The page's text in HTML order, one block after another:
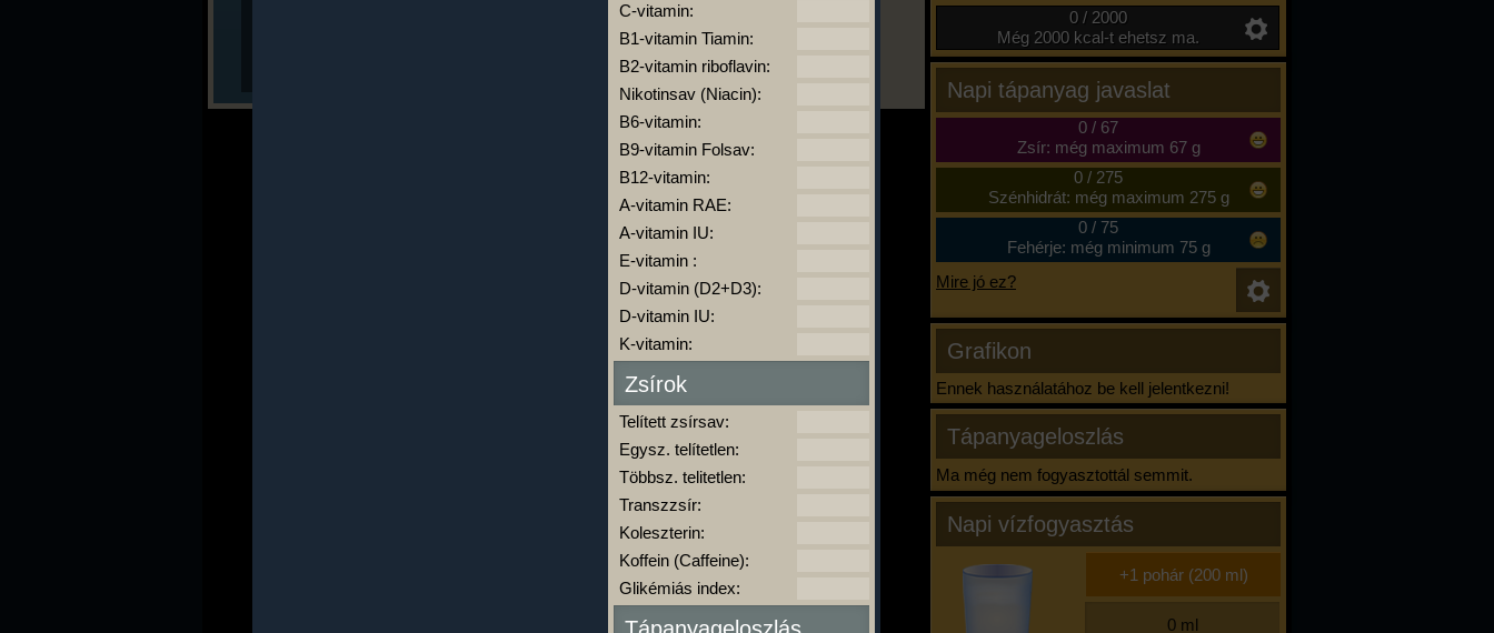
0 / 2000
Még 2000 kcal-t ehetsz ma.
Napi tápanyag javaslat
0/ 67
Zsír: még maximum 67 g
0/ 275
Szénhidrát: még maximum 275 g
0/ 75
Fehérje: még minimum 75 g
Mire jó ez?
Grafikon
Ennek használatához be kell jelentkezni!
Tápanyageloszlás
Ma még nem fogyasztottál semmit.
Napi vízfogyasztás
C-vitamin:
B1-vitamin Tiamin:
B2-vitamin riboflavin:
Nikotinsav (Niacin):
B6-vitamin:
B9-vitamin Folsav:
B12-vitamin:
A-vitamin RAE:
A-vitamin IU:
E-vitamin :
D-vitamin (D2+D3):
D-vitamin IU:
K-vitamin:
Zsírok
Telített zsírsav:
Egysz. telítetlen:
Többsz. telitetlen:
Transzzsír:
Koleszterin:
Koffein (Caffeine):
Glikémiás index: